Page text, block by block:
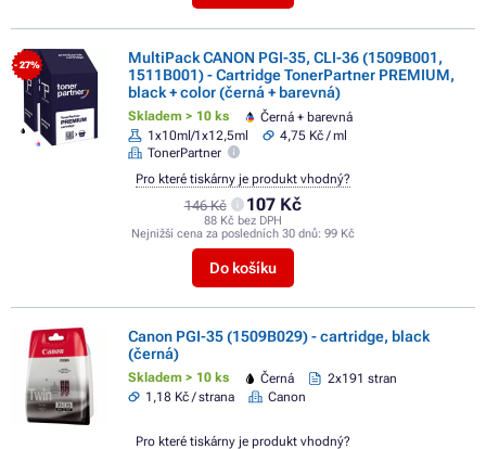
- 27%
MultiPack CANON PGI-35, CLI-36 (1509B001,
1511B001) - Cartridge TonerPartner PREMIUM,
black + color (černá + barevná)
Skladem > 10 ks
Černá + barevná
1x10ml/1x12,5ml
4,75 Kč / ml
TonerPartner
146 Kč 107 Kč
88 Kč bez DPH
Nejnižší cena za posledních 30 dnů: 99 Kč
Do košíku
Pro které tiskárny je produkt vhodný?
Canon PGI-35 (1509B029) - cartridge, black
(černá)
Skladem > 10 ks Černá
2x191 stran
1,18 Kč / strana
Canon
Pro které tiskárny je produkt vhodný?